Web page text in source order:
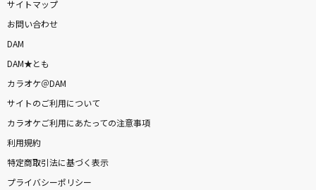
サイトマップ
お問い合わせ
DAM
DAM★とも
カラオケ＠DAM
サイトのご利用について
カラオケご利用にあたっての注意事項
利用規約
特定商取引法に基づく表示
プライバシーポリシー